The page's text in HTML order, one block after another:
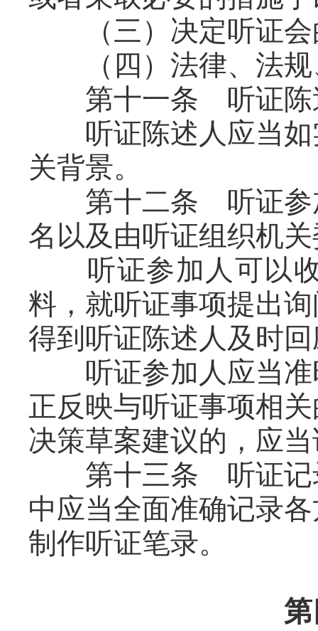
（三）决定听证会
（四）法律、法规
第十一条 听证陈述
听证陈述人应当如
关背景。
第十二条 听证参加
名以及由听证组织机
听证参加人可以收
料，就听证事项提出
得到听证陈述人及时
听证参加人应当准
正反映与听证事项相
决策草案建议的，应
第十三条 听证记录
中应当全面准确记录
制作听证笔录。